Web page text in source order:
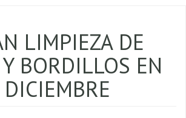
LIMPIEZA DE
BORDILLOS EN